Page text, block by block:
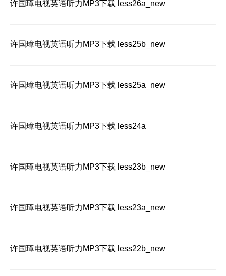
许国璋电视英语听力MP3下载 less26a_new
许国璋电视英语听力MP3下载 less25b_new
许国璋电视英语听力MP3下载 less25a_new
许国璋电视英语听力MP3下载 less24a
许国璋电视英语听力MP3下载 less23b_new
许国璋电视英语听力MP3下载 less23a_new
许国璋电视英语听力MP3下载 less22b_new